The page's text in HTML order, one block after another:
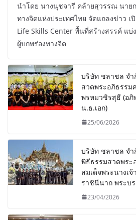
นำโดย นางนุชจารี คล้ายสุวรรณ นาย
ทางจิตแห่งประเทศไทย จัดแถลงข่าว เ
Life Skills Center พื้นที่สร้างสรรค์ แบ่
ผู้บกพร่องทางจิต
บริษัท ชลาชล จำ
สวดพระอภิธรรม
พรหมวชิรสุธี (อภิ
น.ธ.เอก)
25/06/2026
บริษัท ชลาชล จำ
พิธีธรรมสวดพระ
สมเด็จพระนางเ
ราชินีนาถ พระบ
23/04/2026